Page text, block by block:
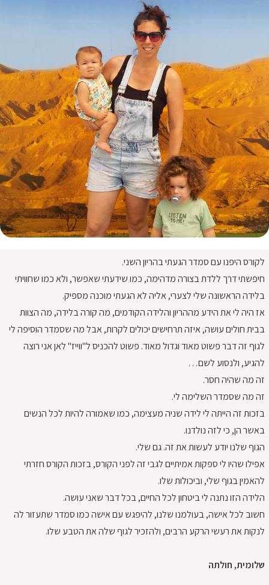
לקורס היפנו עם סמדר הגעתי בהריון השני.
חיפשתי דרך ללדת בצורה מדהימה, כמו שידעתי שאפשר, ולא כמו שחוויתי
בלידה הראשונה שלי לצערי, אליה לא הגעתי מוכנה מספיק.
אז היה לי את הידע מההריון והלידה הקודמים, מה קורה בלידה, מה הצוות
בבית חולים עושה, איזה תרחישים יכולים לקרות, אבל מה שסמדר הוסיפה לי
לגוף זה דבר פשוט מאוד וגדול מאוד. פשוט להכניס ל"ווייז" לאן אני רוצה
להגיע, ולנסוע לשם…
זה מה שהיה חסר.
זה מה שסמדר השלימה לי.
בזכות זה הייתה לי לידה שניה מעצימה, כמו שאמורה להיות לכל הנשים
באשר הן, כי לזה נולדנו.
הגוף שלנו יודע לעשות את זה. גם שלי.
אפילו שהיו לי ספקות אמיתיים לגבי זה לפני הקורס, בזכות הקורס חזרתי
להאמין בגוף שלי, וביכולות שלו.
הלידה הזו נתנה לי ביטחון לכל החיים, בכל דבר שאני עושה.
חשוב לכל אישה, בעולמנו שלנו, להיפגש עם אישה כמו סמדר שתעזור לה
לנקות את רעשי הרקע הרבים, ולהזכיר לגוף שלה את הטבע שלו.
שלומית, חולתה